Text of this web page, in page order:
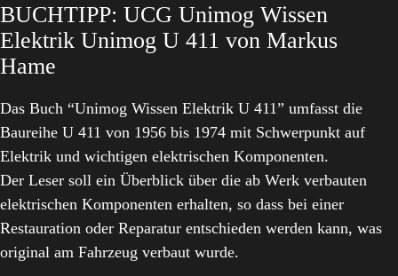
BUCHTIPP: UCG Unimog Wissen
Elektrik Unimog U 411 von Markus
Hame
Das Buch “Unimog Wissen Elektrik U 411” umfasst die
Baureihe U 411 von 1956 bis 1974 mit Schwerpunkt auf
Elektrik und wichtigen elektrischen Komponenten.
Der Leser soll ein Überblick über die ab Werk verbauten
elektrischen Komponenten erhalten, so dass bei einer
Restauration oder Reparatur entschieden werden kann, was
original am Fahrzeug verbaut wurde.